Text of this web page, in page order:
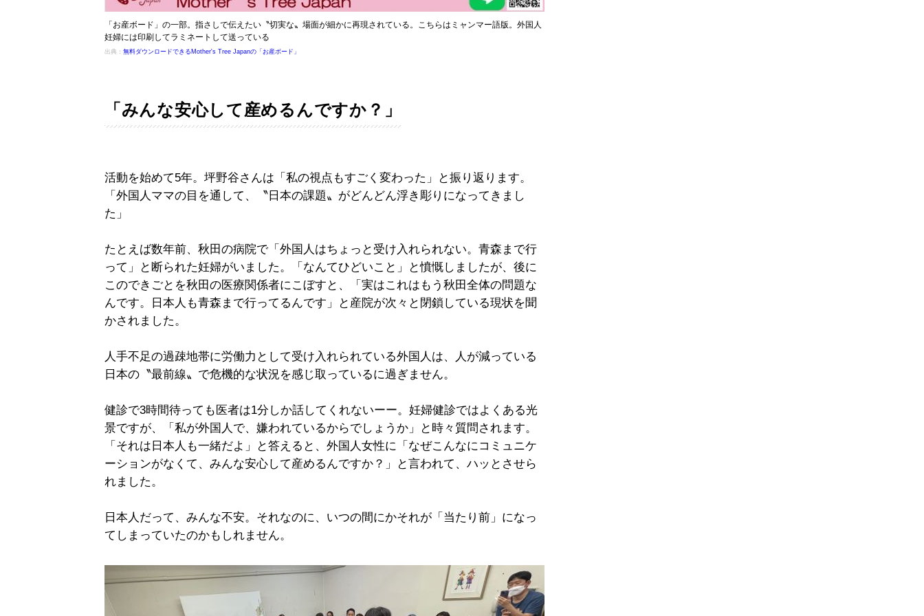
「お産ボード」の一部。指さしで伝えたい〝切実な〟場面が細かに再現されている。こちらはミャンマー語版。外国人
妊婦には印刷してラミネートして送っている
出典： 無料ダウンロードできるMother's Tree Japanの「お産ボード」
「みんな安心して産めるんですか？」
活動を始めて5年。坪野谷さんは「私の視点もすごく変わった」と振り返ります。
「外国人ママの目を通して、〝日本の課題〟がどんどん浮き彫りになってきまし
た」
たとえば数年前、秋田の病院で「外国人はちょっと受け入れられない。青森まで行
って」と断られた妊婦がいました。「なんてひどいこと」と憤慨しましたが、後に
このできごとを秋田の医療関係者にこぼすと、「実はこれはもう秋田全体の問題な
んです。日本人も青森まで行ってるんです」と産院が次々と閉鎖している現状を聞
かされました。
人手不足の過疎地帯に労働力として受け入れられている外国人は、人が減っている
日本の〝最前線〟で危機的な状況を感じ取っているに過ぎません。
健診で3時間待っても医者は1分しか話してくれないーー。妊婦健診ではよくある光
景ですが、「私が外国人で、嫌われているからでしょうか」と時々質問されます。
「それは日本人も一緒だよ」と答えると、外国人女性に「なぜこんなにコミュニケ
ーションがなくて、みんな安心して産めるんですか？」と言われて、ハッとさせら
れました。
日本人だって、みんな不安。それなのに、いつの間にかそれが「当たり前」になっ
てしまっていたのかもしれません。